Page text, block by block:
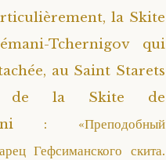
la Skite
Tchernigov qui
au Saint Starets
de la Skite de
: «Преподобный
Гефсиманского скита.